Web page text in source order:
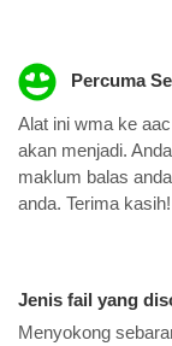
Percuma
Alat ini wma ke
akan menjadi.
maklum balas
anda. Terima kasih!
Jenis fail yang
Menyokong